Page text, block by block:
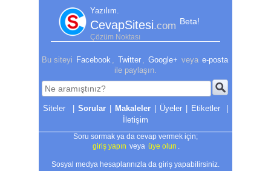
Yazılım.
CevapSitesi.com Beta!
Çözüm Noktası
Bu siteyi Facebook Twitter Google+ veya e-posta
ile paylaşın.
| Sorular | Makaleler | Üyeler | Etiketler
|
İletişim
Soru sormak ya da cevap vermek için;
giriş yapın veya üye olun
Sosyal medya hesaplarınızla da giriş yapabilirsiniz.